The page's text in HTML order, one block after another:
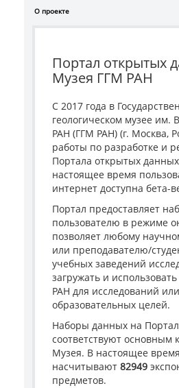
О проекте
Портал открытых
Музея ГГМ РАН
С 2017 года в
геологическом музее им.
РАН (ГГМ РАН) (г. Москва,
работы по разработке и
Портала открытых
настоящее время
интернет доступна бета-
Портал предоставляет
пользователю в режиме
позволяет любому
или преподавателю/
учебных заведений
загружать и
РАН для исследований или
образовательных целей.
Наборы данных на
соответствуют основным
Музея. В настоящее
насчитывают 82949
предметов.